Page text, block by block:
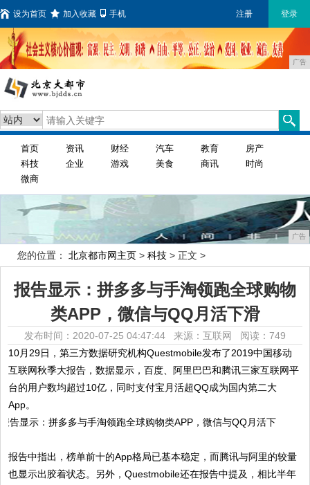
设为首页 加入收藏 手机 注册 登录
广告
首页 资讯 财经 汽车 教育
房产
科技
企业 游戏 美食 商讯
时尚
微商
广告
您的位置： 北京都市网主页 > 科技 > 正文 >
报告显示：拼多多与手淘领跑全球购物
类APP，微信与QQ月活下滑
发布时间：2020-07-25 04:47:44 来源：互联网 阅读：749
10月29日，第三方数据研究机构Questmobile发布了2019中国移动
互联网秋季大报告，数据显示，百度、阿里巴巴和腾讯三家互联网平
台的用户数均超过10亿，同时支付宝月活超QQ成为国内第二大
App。
报告中指出，榜单前十的App格局已基本稳定，而腾讯与阿里的较量
也显示出胶着状态。另外，Questmobile还在报告中提及，相比半年